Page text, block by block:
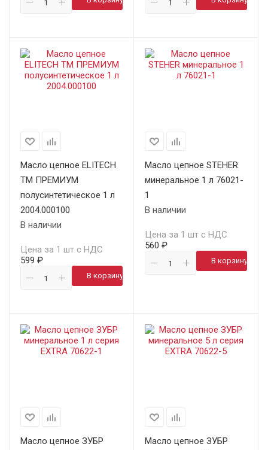
Масло цепное ELITECH
ТМ ПРЕМИУМ
полусинтетическое 1 л
2004.000100
В наличии
Цена за 1 шт с НДС
599 ₽
В корзину
Масло цепное STEHER
минеральное 1 л 76021-
1
В наличии
Цена за 1 шт с НДС
560 ₽
В корзину
Масло цепное ЗУБР
Масло цепное ЗУБР